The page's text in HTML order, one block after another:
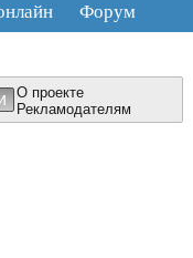
Форум
О проекте
Рекламодателям